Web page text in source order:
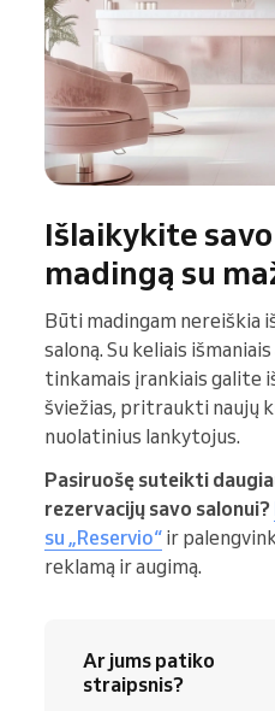
Išlaikykite
madingą su
Būti madingam nereiškia
saloną. Su keliais
tinkamais įrankiais galite
šviežias, pritraukti naujų
nuolatinius lankytojus.
Pasiruošę suteikti
rezervacijų savo salonui?
su „Reservio“ ir
reklamą ir augimą.
Ar jums patiko
straipsnis?